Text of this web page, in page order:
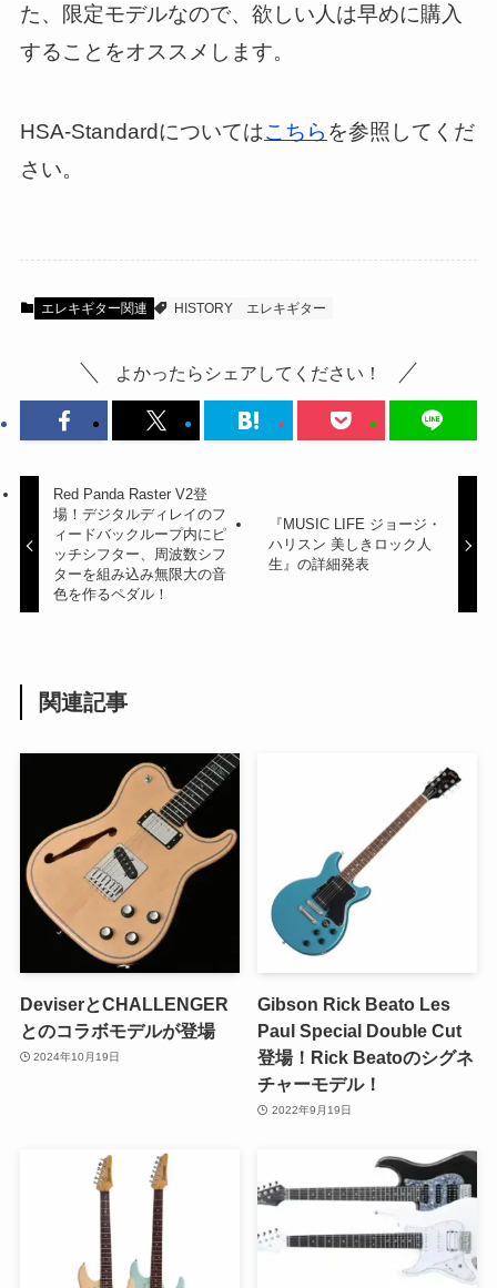
た、限定モデルなので、欲しい人は早めに購入
することをオススメします。
HSA-Standardについてはこちら を参照してくだ
さい。
エレキギター関連 HISTORY エレキギター
よかったらシェアしてください！
Red Panda Raster V2登
場！デジタルディレイのフ
ィードバックループ内にピ
ッチシフター、周波数シフ
ターを組み込み無限大の音
色を作るペダル！
『MUSIC LIFE ジョージ・
ハリスン 美しきロック人
生』の詳細発表
関連記事
DeviserとCHALLENGER
とのコラボモデルが登場
2024年10月19日
Gibson Rick Beato Les
Paul Special Double Cut
登場！Rick Beatoのシグネ
チャーモデル！
2022年9月19日